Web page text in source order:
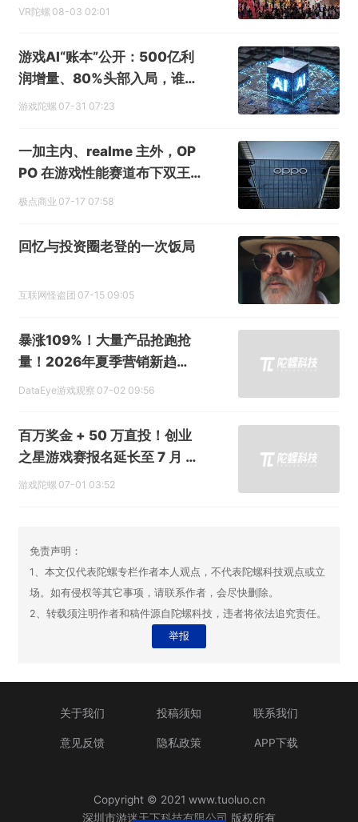
VR陀螺 08-03 02:01
游戏AI“账本”公开：500亿利
润增量、80%头部入局，谁在
闷声发财？
游戏陀螺 07-31 07:23
一加主内、realme 主外，OP
PO 在游戏性能赛道布下双王
牌
极点商业 07-17 07:58
回忆与投资圈老登的一次饭局
互联网怪盗团 07-15 09:05
暴涨109%！大量产品抢跑抢
量！2026年夏季营销新趋
势？
DataEye游戏观察 07-02 09:56
百万奖金 + 50 万直投！创业
之星游戏赛报名延长至 7 月 15
日
游戏陀螺 07-01 03:52
免责声明：
1、本文仅代表陀螺专栏作者本人观点，不代表陀螺科技观点或立
场。如有侵权等其它事项，请联系作者，会尽快删除。
2、转载须注明作者和稿件源自陀螺科技，违者将依法追究责任。
举报
关于我们 投稿须知 联系我们
意见反馈 隐私政策 APP下载
Copyright © 2021 www.tuoluo.cn
深圳市游迷天下科技有限公司 版权所有